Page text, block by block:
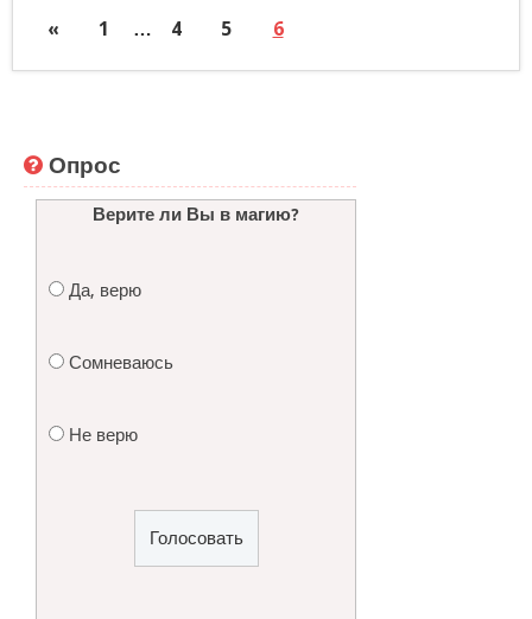
« 1 … 4 5 6
Опрос
Верите ли Вы в магию?
Да, верю
Сомневаюсь
Не верю